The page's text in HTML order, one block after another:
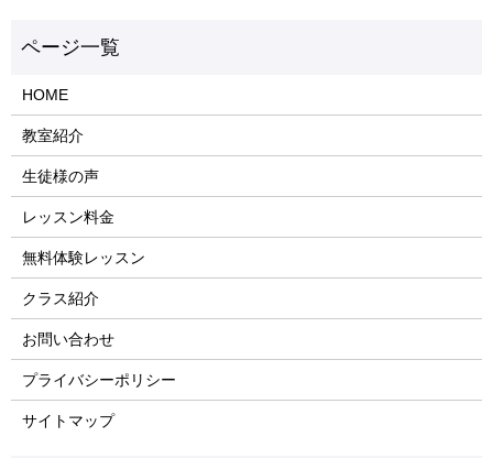
HOME
教室紹介
生徒様の声
レッスン料金
無料体験レッスン
クラス紹介
お問い合わせ
プライバシーポリシー
サイトマップ